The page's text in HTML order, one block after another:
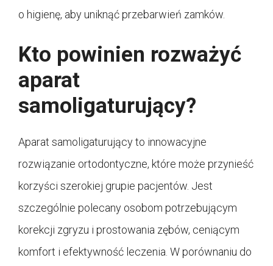
o higienę, aby uniknąć przebarwień zamków.
Kto powinien rozważyć
aparat
samoligaturujący?
Aparat samoligaturujący to innowacyjne
rozwiązanie ortodontyczne, które może przynieść
korzyści szerokiej grupie pacjentów. Jest
szczególnie polecany osobom potrzebującym
korekcji zgryzu i prostowania zębów, ceniącym
komfort i efektywność leczenia. W porównaniu do